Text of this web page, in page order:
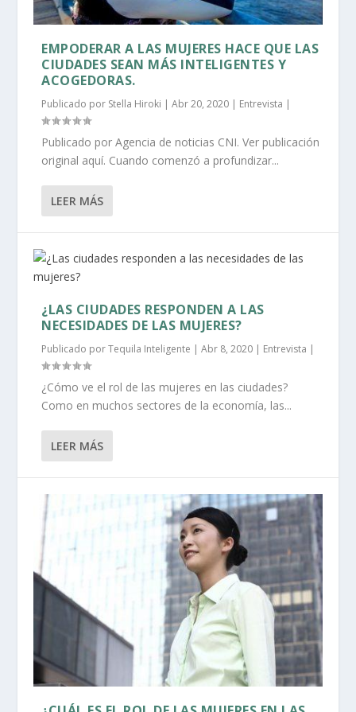
EMPODERAR A LAS MUJERES HACE QUE LAS
CIUDADES SEAN MÁS INTELIGENTES Y
ACOGEDORAS.
Publicado por Stella Hiroki |Abr 20, 2020 | Entrevista |
Publicado por Agencia de noticias CNI. Ver publicación
original aquí. Cuando comenzó a profundizar...
LEER MÁS
¿LAS CIUDADES RESPONDEN A LAS
NECESIDADES DE LAS MUJERES?
Publicado porTequila Inteligente |Abr 8, 2020 | Entrevista |
¿Cómo ve el rol de las mujeres en las ciudades?
Como en muchos sectores de la economía, las...
LEER MÁS